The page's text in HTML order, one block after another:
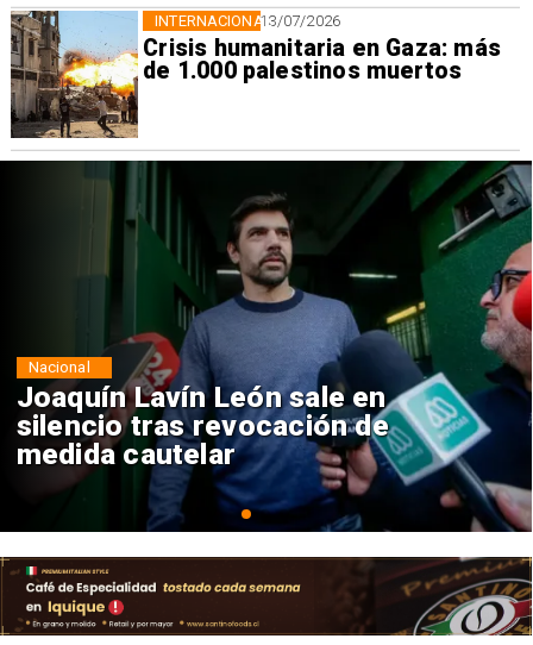
13/07/2026
Crisis humanitaria en Gaza: más
de 1.000 palestinos muertos
INTERNACIONAL
Chile y Venezuela formalizan
reinicio de relaciones
consulares
Nacional